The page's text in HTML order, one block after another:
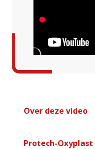
Over deze video
Protech-Oxyplast